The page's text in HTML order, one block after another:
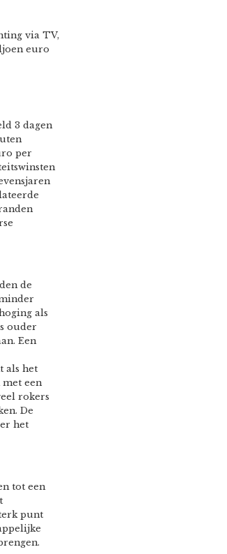
via TV,
euro
3 dagen
per
de
als
ouder
Een
als het
met een
rokers
De
het
tot een
punt